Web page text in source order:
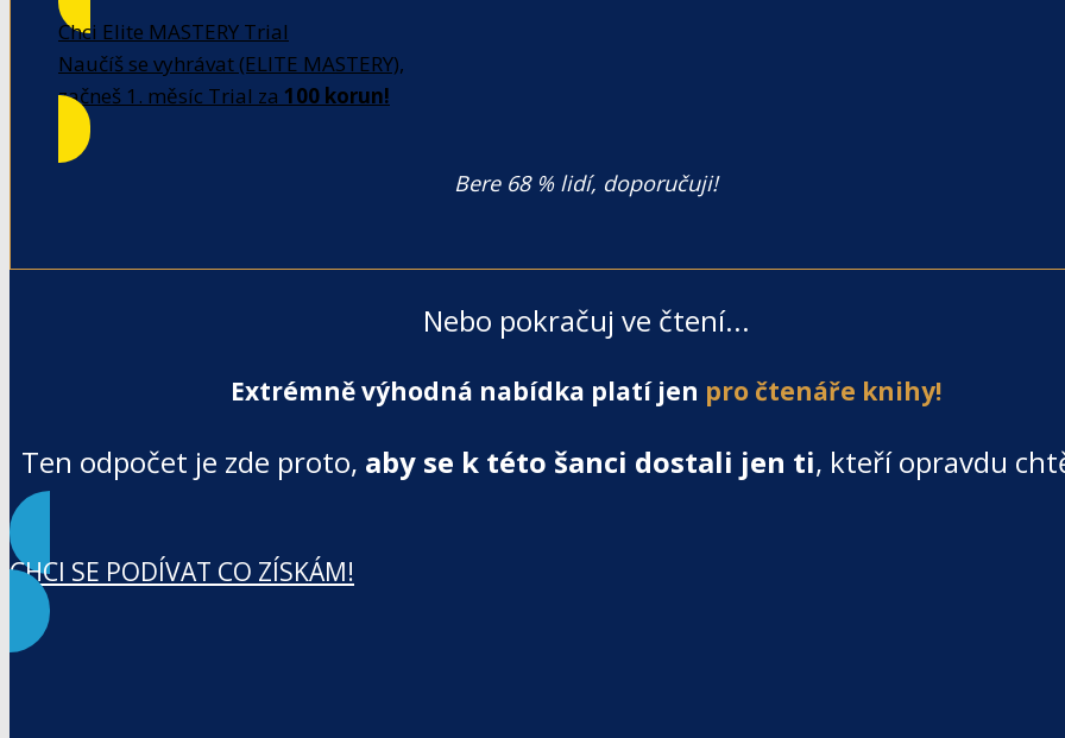
Chci Elite MASTERY Trial
Naučíš se vyhrávat (ELITE MASTERY),
začneš 1. měsíc Trial za 100 korun!
Bere 68 % lidí, doporučuji!
Nebo pokračuj ve čtení...
Extrémně výhodná nabídka platí jen pro čtenáře knihy!
Ten odpočet je zde proto, aby se k této šanci dostali jen ti, kteří opravdu
CHCI SE PODÍVAT CO ZÍSKÁM!